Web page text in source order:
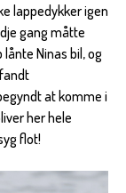
lappedykker igen
gang måtte
Ninas bil, og
at komme i
her hele
flot!